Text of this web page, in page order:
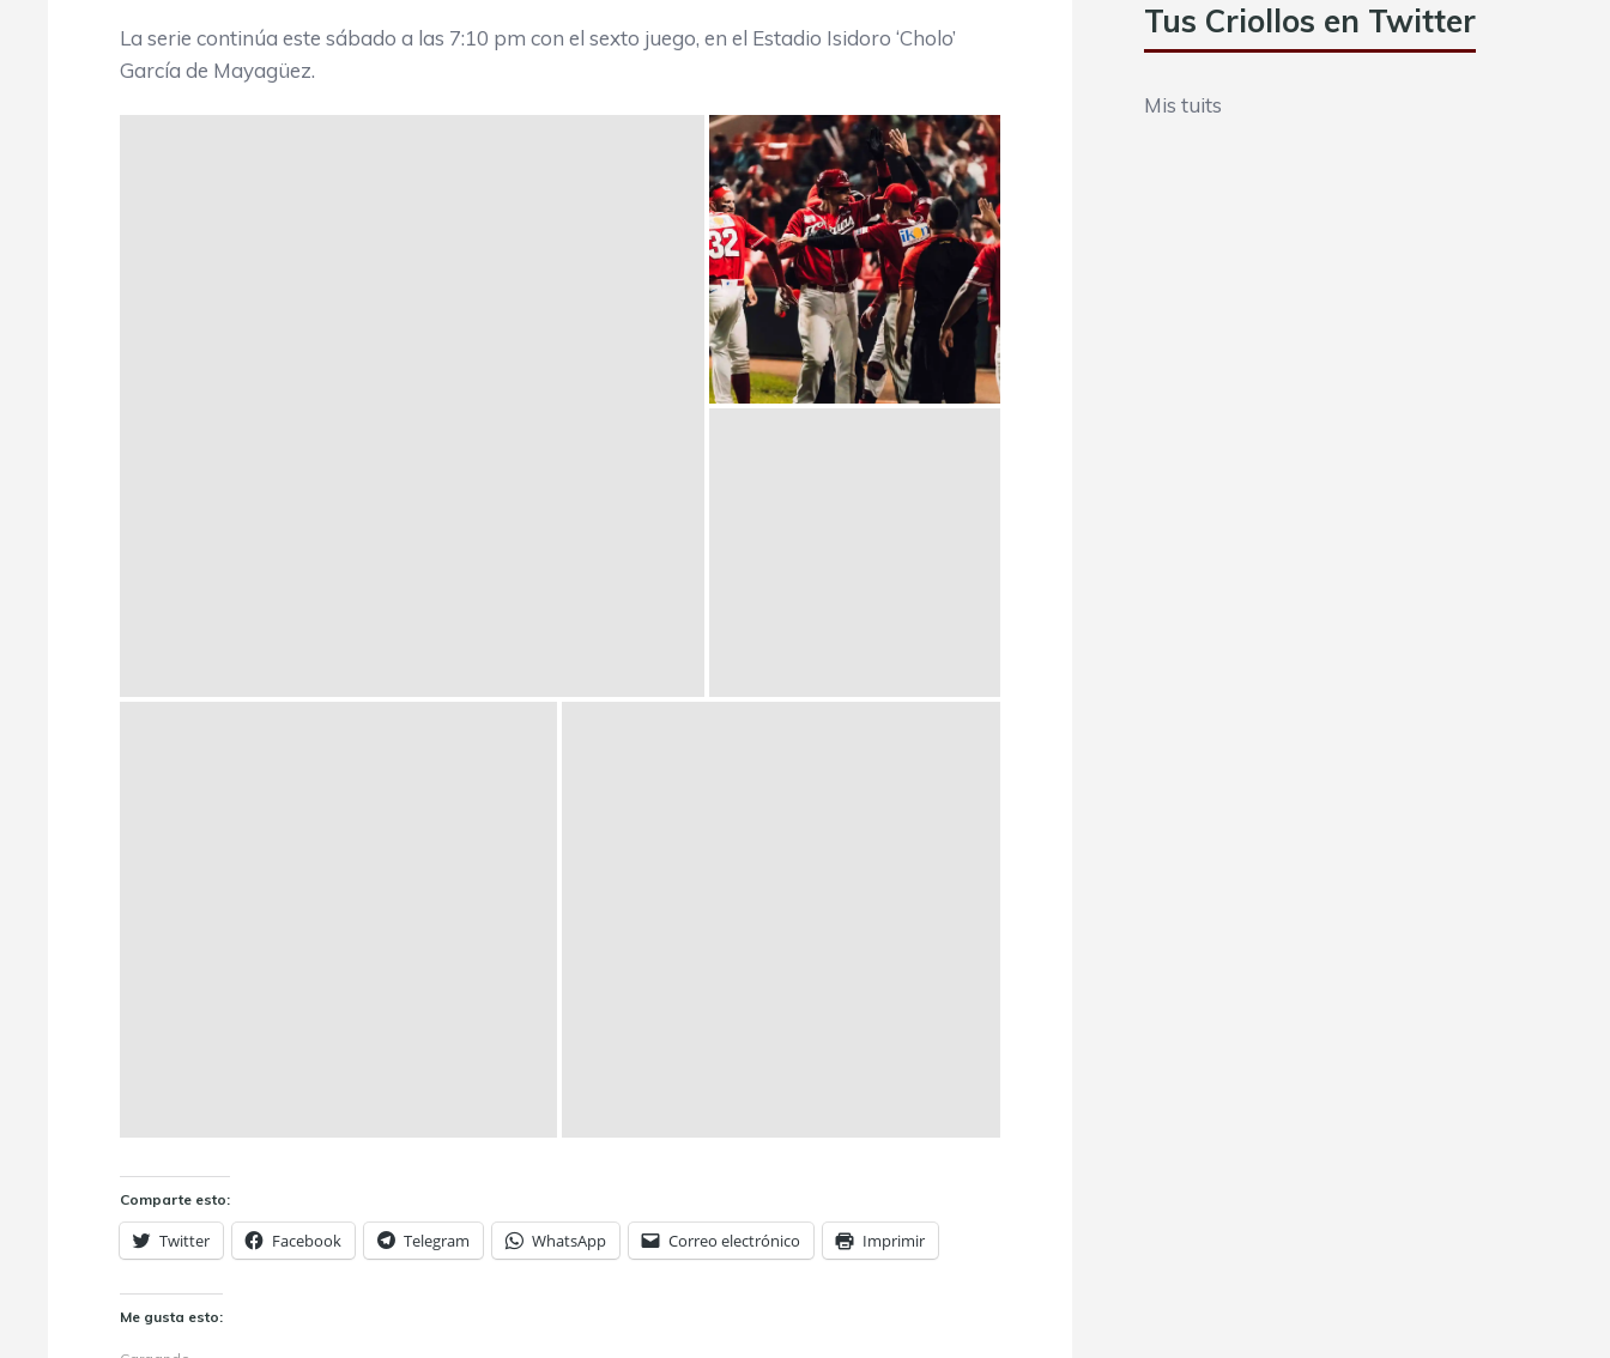
La serie continúa este sábado a las 7:10 pm con el sexto juego, en el Estadio Isidoro ‘Cholo’
García de Mayagüez.
Comparte esto:
Twitter Facebook Telegram WhatsApp Correo electrónico Imprimir
Me gusta esto:
Tus Criollos en Twitter
Mis tuits